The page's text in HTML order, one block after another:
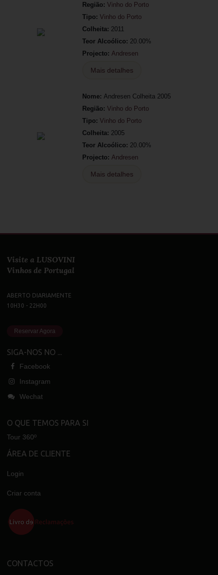
Região: Vinho do Porto
Tipo: Vinho do Porto
Colheita: 2011
Teor Alcoólico: 20.00%
Projecto: Andresen
Mais detalhes
Nome: Andresen Colheita 2005
Região: Vinho do Porto
Tipo: Vinho do Porto
Colheita: 2005
Teor Alcoólico: 20.00%
Projecto: Andresen
Mais detalhes
Visite a LUSOVINI
Vinhos de Portugal
ABERTO DIARIAMENTE
10H30 - 22H00
Reservar Agora
SIGA-NOS NO ...
Facebook
Instagram
Wechat
O QUE TEMOS PARA SI
Tour 360º
ÁREA DE CLIENTE
Login
Criar conta
CONTACTOS